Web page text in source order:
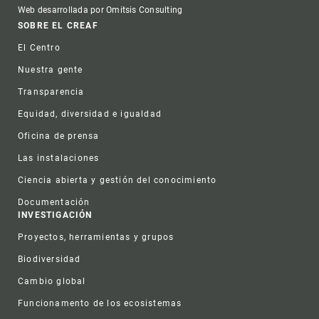
Web desarrollada por Omitsis Consulting
Footer
SOBRE EL CREAF
El Centro
Nuestra gente
Transparencia
Equidad, diversidad e igualdad
Oficina de prensa
Las instalaciones
Ciencia abierta y gestión del conocimiento
Documentación
INVESTIGACIÓN
Proyectos, herramientas y grupos
Biodiversidad
Cambio global
Funcionamento de los ecosistemas